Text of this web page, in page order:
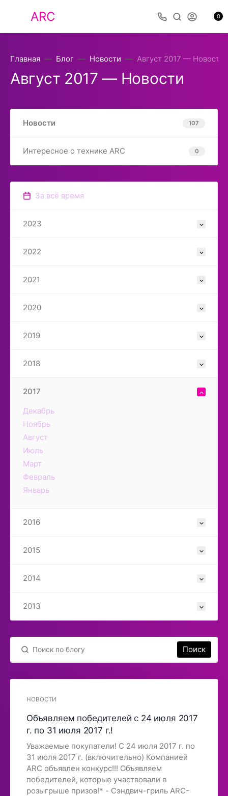
ARC 0
Главная Блог Новости Август 2017 — Новости
Август 2017 — Новости
Новости 107
Интересное о технике ARC 0
За всё время
2023
2022
2021
2020
2019
2018
2017
Декабрь
Ноябрь
Август
Июль
Март
Февраль
Январь
2016
2015
2014
2013
Поиск
НОВОСТИ
Объявляем победителей c 24 июля 2017
г. по 31 июля 2017 г.!
Уважаемые покупатели! С 24 июля 2017 г. по
31 июля 2017 г. (включительно) Компанией
ARC объявлен конкурс!!! Объявляем
победителей, которые участвовали в
розыгрыше призов!* - Сэндвич-гриль ARC-